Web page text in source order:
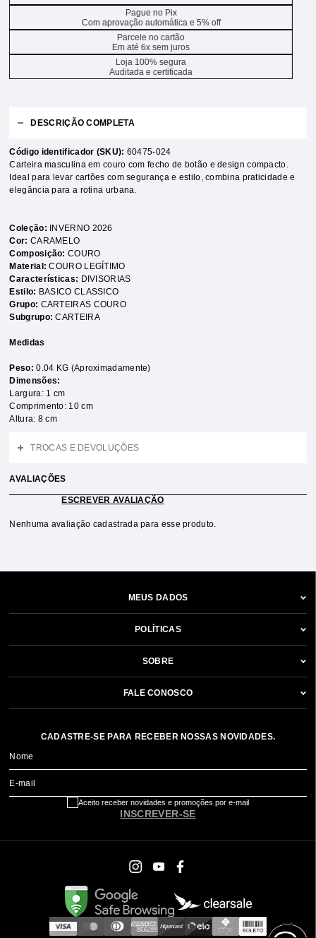
Pague no Pix
Com aprovação automática e 5% off
Parcele no cartão
Em até 6x sem juros
Loja 100% segura
Auditada e certificada
DESCRIÇÃO COMPLETA
Código identificador (SKU): 60475-024
Carteira masculina em couro com fecho de botão e design compacto.
Ideal para levar cartões com segurança e estilo, combina praticidade e
elegância para a rotina urbana.
Coleção:
INVERNO 2026
Cor: CARAMELO
Composição:COURO
Material:COURO LEGÍTIMO
Características: DIVISORIAS
Estilo: BASICO CLASSICO
Grupo: CARTEIRAS COURO
Subgrupo:CARTEIRA
Medidas
Peso:0.04 KG (Aproximadamente)
Dimensões:
Largura: 1 cm
Comprimento: 10 cm
Altura: 8 cm
TROCAS E DEVOLUÇÕES
AVALIAÇÕES
ESCREVER AVALIAÇÃO
Nenhuma avaliação cadastrada para esse produto.
MEUS DADOS
POLÍTICAS
SOBRE
FALE CONOSCO
CADASTRE-SE PARA RECEBER NOSSAS NOVIDADES.
Nome
E-mail
INSCREVER-SE
Aceito receber novidades e promoções por e-mail